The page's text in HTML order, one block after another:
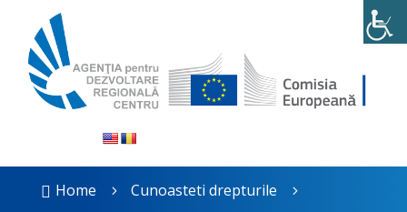
 Home 5 Cunoasteti drepturile 5